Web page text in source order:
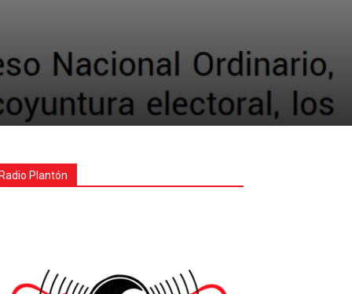
Radio Plantón